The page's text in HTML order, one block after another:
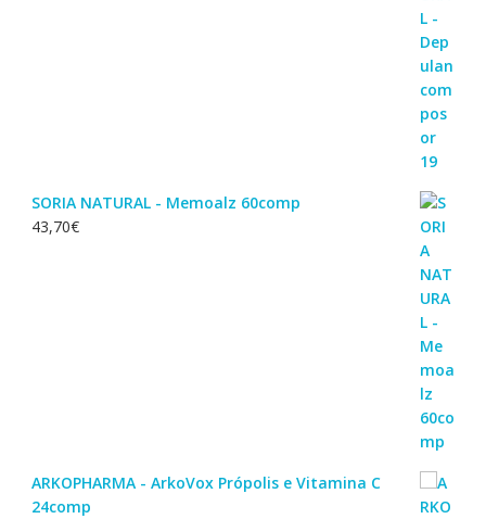
SORIA NATURAL - Memoalz 60comp
43,70€
ARKOPHARMA - ArkoVox Própolis e Vitamina C
24comp